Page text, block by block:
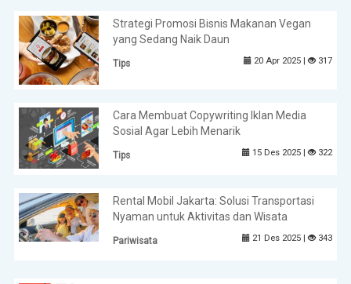
Strategi Promosi Bisnis Makanan Vegan
yang Sedang Naik Daun
Tips 20 Apr 2025 | 317
Cara Membuat Copywriting Iklan Media
Sosial Agar Lebih Menarik
Tips 15 Des 2025 | 322
Rental Mobil Jakarta: Solusi Transportasi
Nyaman untuk Aktivitas dan Wisata
Pariwisata 21 Des 2025 | 343